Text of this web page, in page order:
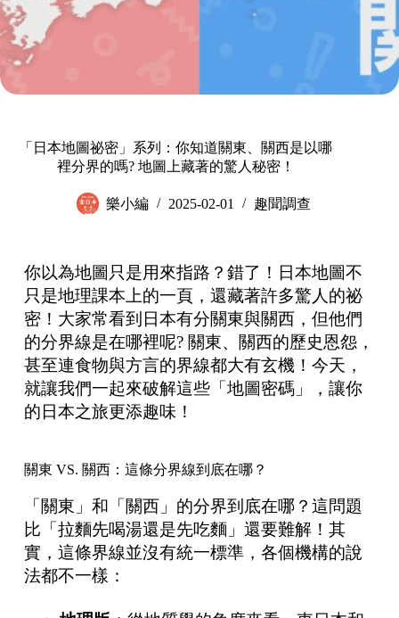
「日本地圖祕密」系列：你知道關東、關西是以哪
裡分界的嗎? 地圖上藏著的驚人秘密！
樂小編 2025-02-01 趣聞調查
你以為地圖只是用來指路？錯了！日本地圖不
只是地理課本上的一頁，還藏著許多驚人的祕
密！大家常看到日本有分關東與關西，但他們
的分界線是在哪裡呢? 關東、關西的歷史恩怨，
甚至連食物與方言的界線都大有玄機！今天，
就讓我們一起來破解這些「地圖密碼」，讓你
的日本之旅更添趣味！
關東 VS. 關西：這條分界線到底在哪？
「關東」和「關西」的分界到底在哪？這問題
比「拉麵先喝湯還是先吃麵」還要難解！其
實，這條界線並沒有統一標準，各個機構的說
法都不一樣：